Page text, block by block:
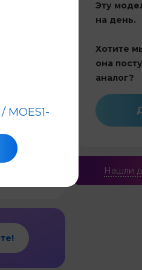
21.5
обогрев
Эту
на день.
Хотите
она
аналог?
Нашли
MOES1-